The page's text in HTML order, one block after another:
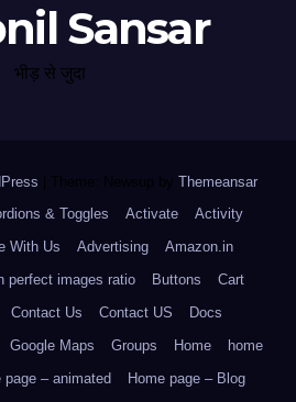
Sansar
भीड़ से जुदा
Theme: Newsup by Themeansar.
& Toggles Activate
Activity
With Us Advertising
Amazon.in
perfect images ratio Buttons
Cart
Contact Us Contact US
Docs
Google Maps Groups Home
home
page – animated
Home page – Blog